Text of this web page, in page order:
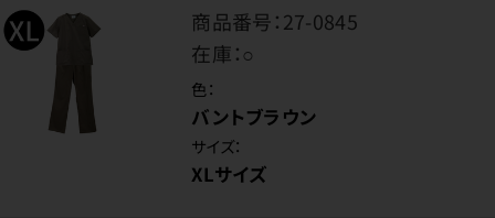
商品番号：27-0845
在庫：○
色：
バントブラウン
サイズ：
XLサイズ